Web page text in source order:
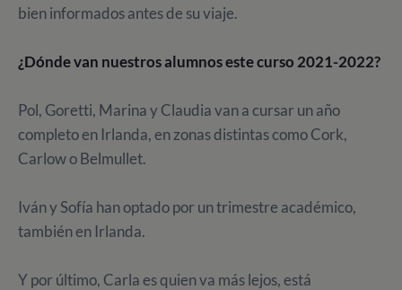
bien informados antes de su viaje.
¿Dónde van nuestros alumnos este curso 2021-2022?
Pol, Goretti, Marina y Claudia van a cursar un año
completo en Irlanda, en zonas distintas como Cork,
Carlow o Belmullet.
Iván y Sofía han optado por un trimestre académico,
también en Irlanda.
Y por último, Carla es quien va más lejos, está